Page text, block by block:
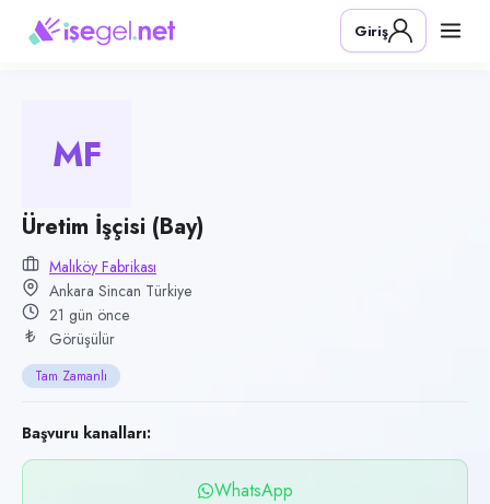
Pozisyon
Üretim İşçisi (Bay)
Kategori
Konum
Sincan, Ankara
Çalışma şekli
Tam Zamanlı · Ofis
Yayın tarihi
17 Temmuz 2026
Son geçerlilik
15 Ekim 2026
Giriş
MF
Üretim İşçisi (Bay)
Malıköy Fabrikası
Ankara Sincan Türkiye
21 gün önce
Görüşülür
Tam Zamanlı
Başvuru kanalları:
WhatsApp